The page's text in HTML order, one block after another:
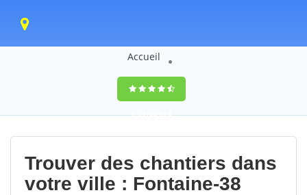
Accueil
9,5(100%)0
votes
Trouver des chantiers dans
votre ville : Fontaine-38